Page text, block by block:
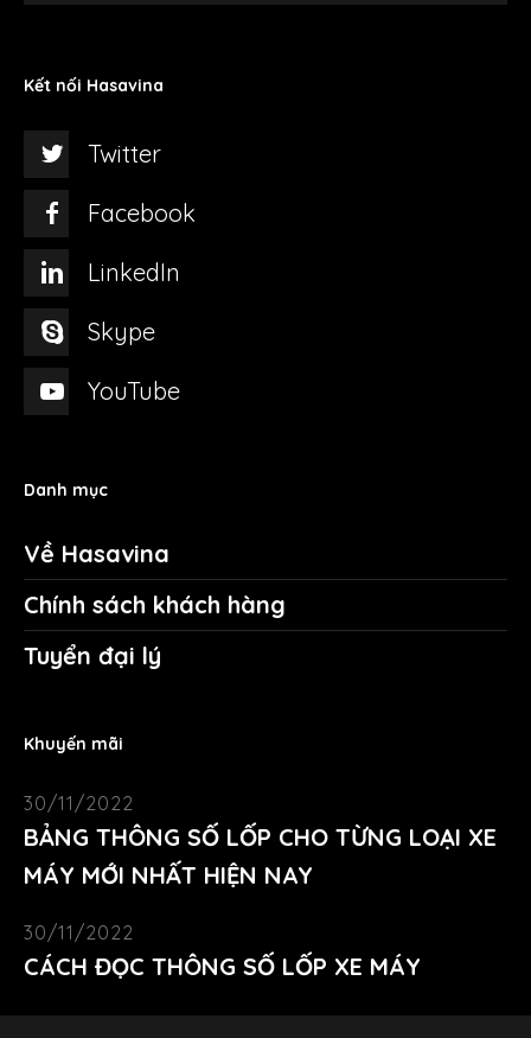
Kết nối Hasavina
Twitter
Facebook
LinkedIn
Skype
YouTube
Danh mục
Về Hasavina
Chính sách khách hàng
Tuyển đại lý
Khuyến mãi
30/11/2022
BẢNG THÔNG SỐ LỐP CHO TỪNG LOẠI XE
MÁY MỚI NHẤT HIỆN NAY
30/11/2022
CÁCH ĐỌC THÔNG SỐ LỐP XE MÁY